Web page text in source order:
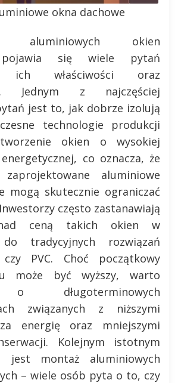
okna dachowe
aluminiowych okien
pojawia się wiele pytań
ich właściwości oraz
Jednym z najczęściej
jest to, jak dobrze izolują
technologie produkcji
okien o wysokiej
co oznacza, że
zaprojektowane aluminiowe
mogą skutecznie ograniczać
często zastanawiają
ceną takich okien w
tradycyjnych rozwiązań
czy PVC. Choć początkowy
może być wyższy, warto
długoterminowych
związanych z niższymi
energię oraz mniejszymi
Kolejnym istotnym
jest montaż aluminiowych
– wiele osób pyta o to, czy